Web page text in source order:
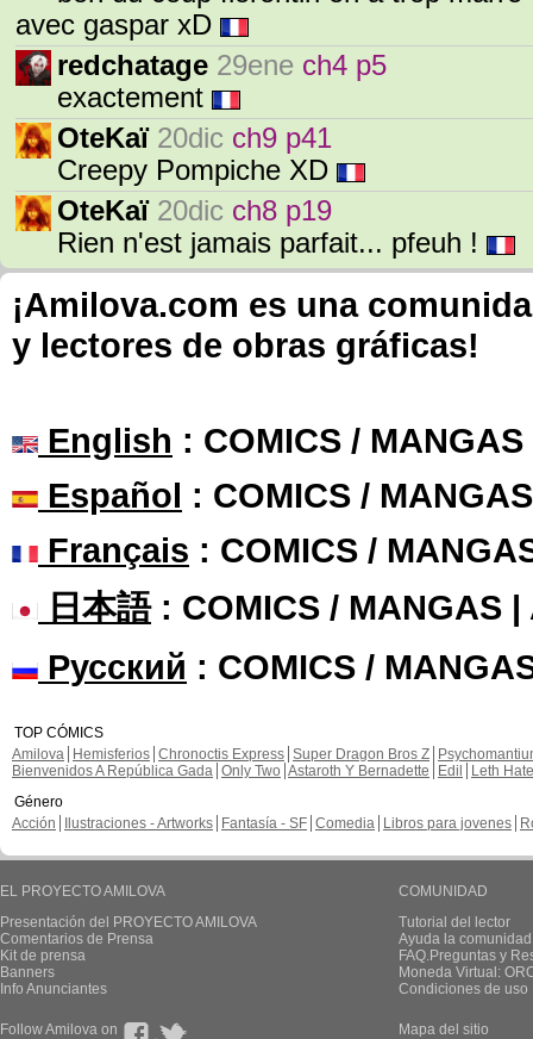
avec gaspar xD
redchatage 29ene ch4 p5
exactement
OteKaï 20dic ch9 p41
Creepy Pompiche XD
OteKaï 20dic ch8 p19
Rien n'est jamais parfait... pfeuh !
¡Amilova.com es una
y lectores de obras gráficas!
English : COMICS /
Español : COMICS /
Français : COMICS /
日本語: COMICS / MANGAS |
Русский : COMICS /
TOP CÓMICS
Amilova
Hemisferios Chronoctis Express Super Dragon Bros Z
Bienvenidos A República Gada Only Two Astaroth Y Bernadette Edil
Leth Hate
Género
Acción
Ilustraciones - Artworks Fantasía - SF Comedia Libros para jovenes
EL PROYECTO AMILOVA
Presentación del PROYECTO AMILOVA
Comentarios de Prensa
Kit de prensa
Banners
Info Anunciantes
COMUNIDAD
Tutorial del lector
Ayuda la
FAQ.Preguntas y
Moneda Virtual:
Condiciones de uso
Follow Amilova on Mapa del sitio